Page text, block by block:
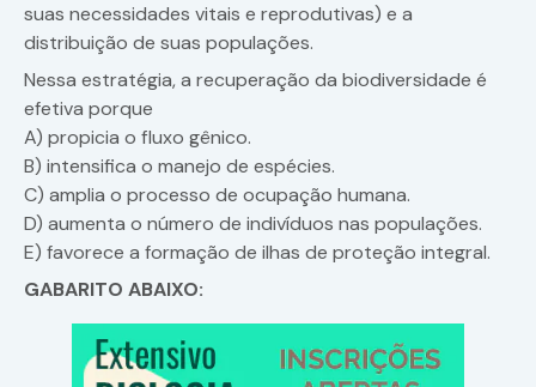
suas necessidades vitais e reprodutivas) e a
distribuição de suas populações.
Nessa estratégia, a recuperação da biodiversidade é
efetiva porque
A) propicia o fluxo gênico.
B) intensifica o manejo de espécies.
C) amplia o processo de ocupação humana.
D) aumenta o número de indivíduos nas populações.
E) favorece a formação de ilhas de proteção integral.
GABARITO ABAIXO: